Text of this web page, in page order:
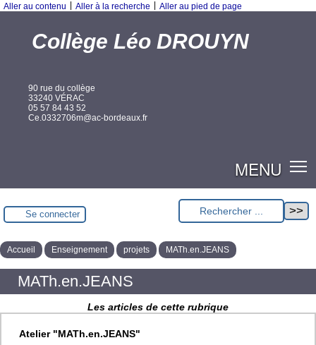
Aller au contenu Aller à la recherche Aller au pied de page
Collège Léo DROUYN
90 rue du collège
33240 VÉRAC
05 57 84 43 52
Ce.0332706m@ac-bordeaux.fr
MENU
Se connecter
Accueil Enseignement projets MATh.en.JEANS
MATh.en.JEANS
Les articles de cette rubrique
Atelier "MATh.en.JEANS"